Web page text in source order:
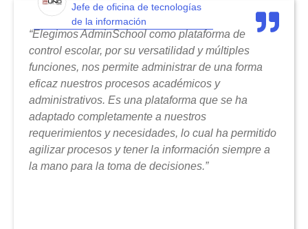
Jefe de oficina de tecnologías
de la información
“Elegimos AdminSchool como plataforma de
control escolar, por su versatilidad y múltiples
funciones, nos permite administrar de una forma
eficaz nuestros procesos académicos y
administrativos. Es una plataforma que se ha
adaptado completamente a nuestros
requerimientos y necesidades, lo cual ha permitido
agilizar procesos y tener la información siempre a
la mano para la toma de decisiones.”